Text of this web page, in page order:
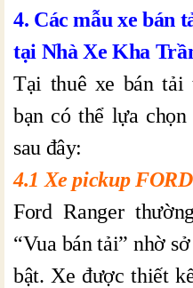
4. Các mẫu xe bán
tại Nhà Xe Kha
Tại thuê xe bán tải
bạn có thể lựa
sau đây:
4.1 Xe pickup
Ford Ranger
“Vua bán tải” nhờ
bật. Xe được thiết